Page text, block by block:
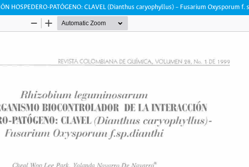
HOSPEDERO-PATÓGENO: CLAVEL (Dianthus caryophyllus) – Fusarium Oxysporum f.